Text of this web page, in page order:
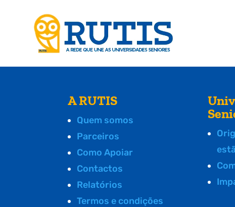
A RUTIS
Quem somos
Parceiros
Como Apoiar
Contactos
Relatórios
Termos e condições